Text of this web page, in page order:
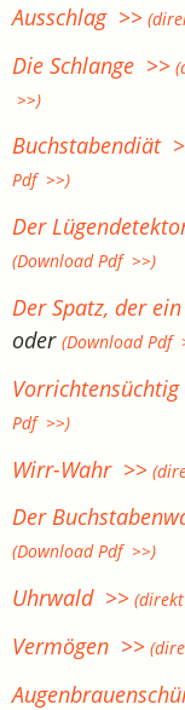
Ausschlag >>
Die Schlange >>
>>)
Buchstabendiät
Pdf >>)
Der
(Download Pdf >>)
Der Spatz, der
oder(Download Pdf
Pdf >>)
Wirr-Wahr >>
Der
(Download Pdf >>)
Uhrwald >>
Vermögen >>